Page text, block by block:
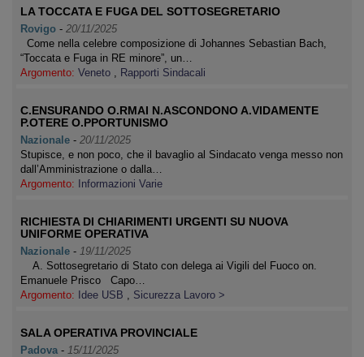
LA TOCCATA E FUGA DEL SOTTOSEGRETARIO
Rovigo - 20/11/2025
Come nella celebre composizione di Johannes Sebastian Bach,
“Toccata e Fuga in RE minore”, un…
Argomento: Veneto , Rapporti Sindacali
C.ENSURANDO O.RMAI N.ASCONDONO A.VIDAMENTE
P.OTERE O.PPORTUNISMO
Nazionale - 20/11/2025
Stupisce, e non poco, che il bavaglio al Sindacato venga messo non
dall’Amministrazione o dalla…
Argomento:
Informazioni Varie
RICHIESTA DI CHIARIMENTI URGENTI SU NUOVA
UNIFORME OPERATIVA
Nazionale - 19/11/2025
A. Sottosegretario di Stato con delega ai Vigili del Fuoco on.
Emanuele Prisco Capo…
Argomento: Idee USB , Sicurezza Lavoro >
SALA OPERATIVA PROVINCIALE
Padova - 15/11/2025